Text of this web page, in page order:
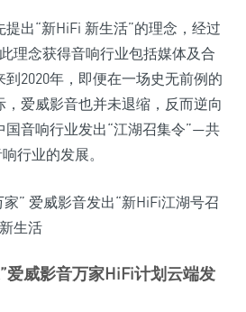
出“新HiFi 新生活”的理念，经过
理念获得音响行业包括媒体及合
2020年，即便在一场史无前例的
爱威影音也并未退缩，反而逆向
国音响行业发出“江湖召集令”—共
行业的发展。
爱威影音万家HiFi计划云端发